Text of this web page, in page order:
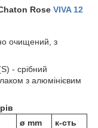
Rose VIVA 12
очищений, з
- срібний
з алюмінієвим
ø mm
к-сть